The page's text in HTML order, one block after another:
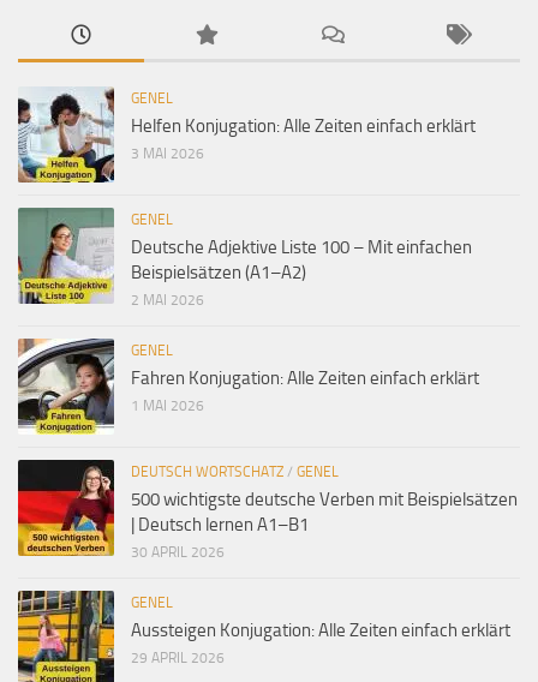
GENEL
Helfen Konjugation: Alle Zeiten einfach erklärt
3 MAI 2026
GENEL
Deutsche Adjektive Liste 100 – Mit einfachen
Beispielsätzen (A1–A2)
2 MAI 2026
GENEL
Fahren Konjugation: Alle Zeiten einfach erklärt
1 MAI 2026
DEUTSCH WORTSCHATZ / GENEL
500 wichtigste deutsche Verben mit Beispielsätzen
| Deutsch lernen A1–B1
30 APRIL 2026
GENEL
Aussteigen Konjugation: Alle Zeiten einfach erklärt
29 APRIL 2026